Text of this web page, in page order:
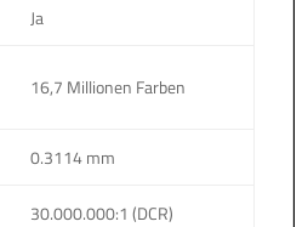
Ja
16,7 Millionen Farben
0.3114 mm
30.000.000:1 (DCR)